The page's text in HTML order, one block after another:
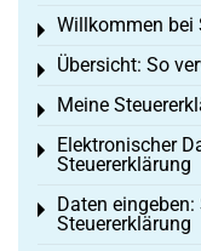
Willkommen bei
Toggle menu
Übersicht: So
Toggle menu
Meine
Toggle menu
Elektronischer
Steuererklärung
Toggle menu
Daten
Steuererklärung
Toggle menu